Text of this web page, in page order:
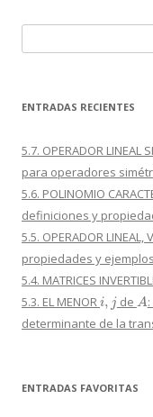
ENTRADAS RECIENTES
5.7. OPERADOR
para operadores
5.6. POLINOMIO
definiciones y
5.5. OPERADOR
propiedades y ejemplos
5.4. MATRICES
5.3. EL MENORi,j de A
determinante de la
ENTRADAS FAVORITAS